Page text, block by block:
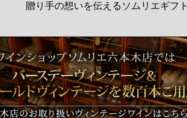
贈り手の想いを伝えるソムリエギフト